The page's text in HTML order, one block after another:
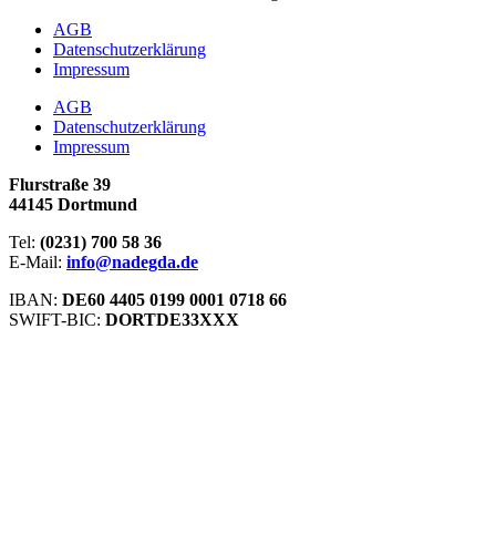
AGB
Datenschutzerklärung
Impressum
AGB
Datenschutzerklärung
Impressum
Flurstraße 39
44145 Dortmund
Tel: (0231) 700 58 36
E-Mail: info@nadegda.de
IBAN: DE60 4405 0199 0001 0718 66
SWIFT-BIC: DORTDE33XXX